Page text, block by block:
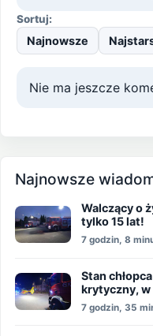
Sortuj:
Najnowsze
Nie ma jeszcze
Najnowsze
Walczący o
tylko 15 lat!
7 godzin, 8
Stan
krytyczny, w
7 godzin, 35